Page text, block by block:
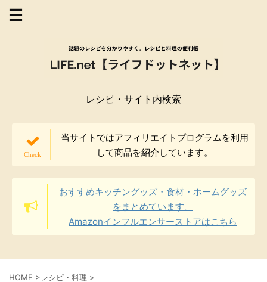
レシピ・サイト内検索
当サイトではアフィリエイトプログラムを利用
して商品を紹介しています。
おすすめキッチングッズ・食材・ホームグッズ
をまとめています。
Amazonインフルエンサーストアはこちら
HOME >レシピ・料理 >